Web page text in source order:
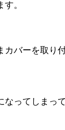
。
カバーを取り
ってしまっ